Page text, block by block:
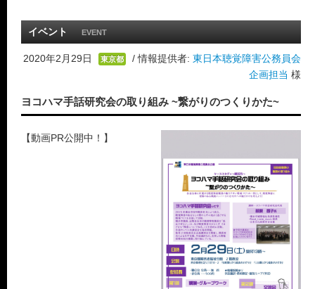
イベント EVENT
2020年2月29日 東京都 / 情報提供者: 東日本聴覚障害公務員会
企画担当 様
ヨコハマ手話研究会の取り組み ~繋がりのつくりかた~
【動画PR公開中！】